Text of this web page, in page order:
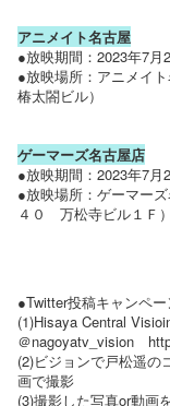
アニメイト名古屋
●放映期間：2023年7
●放映場所：アニメイ
椿太閤ビル）
ゲーマーズ名古屋店
●放映期間：2023年7
●放映場所：ゲーマー
４０ 万松寺ビル１Ｆ）
●Twitter投稿キャンペ
(1)Hisaya Central
＠nagoyatv_vision
(2)ビジョンで戸松遥の
画で撮影
(3)撮影した写真or動画